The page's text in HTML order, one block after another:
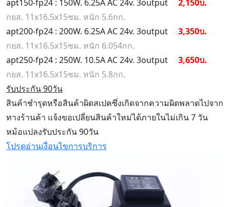
apt150-fp24 : 150W. 6.25A AC 24v. 3output 2,150บ.
กยส. 11x16.5x15ซม. หนัก 5.6กก.
apt200-fp24 : 200W. 6.25A AC 24v. 3output 3,350บ.
กยส. 11x16.5x15ซม. หนัก 6.054กก.
apt250-fp24 : 250W. 10.5A AC 24v. 3output 3,650บ.
กยส. 11x16.5x15ซม. หนัก 5.8กก.
รับประกัน 90วัน
สินค้าชำรุดหรือสินค้าผิดสเปคซึ่งเกิดจากความผิดพลาดไปจาก
ทางร้านค้า แจ้งขอเปลี่ยนสินค้าใหม่ได้ภายในไม่เกิน 7 วัน
หม้อแปลงรับประกัน 90วัน
โปรดอ่านเงื่อนไขการบริการ